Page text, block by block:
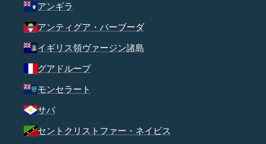
アンギラ
アンティグア・バーブーダ
イギリス領ヴァージン諸島
グアドループ
モンセラート
サバ
セントクリストファー・ネイビス